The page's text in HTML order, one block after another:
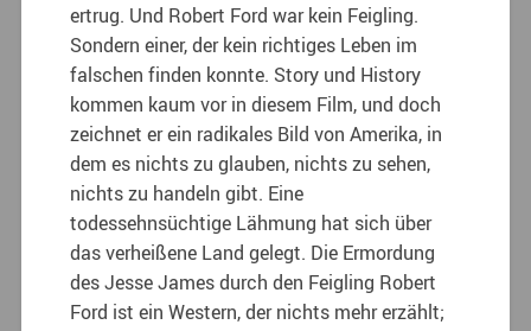
ertrug. Und Robert Ford war kein Feigling.
Sondern einer, der kein richtiges Leben im
falschen finden konnte. Story und History
kommen kaum vor in diesem Film, und doch
zeichnet er ein radikales Bild von Amerika, in
dem es nichts zu glauben, nichts zu sehen,
nichts zu handeln gibt. Eine
todessehnsüchtige Lähmung hat sich über
das verheißene Land gelegt. Die Ermordung
des Jesse James durch den Feigling Robert
Ford ist ein Western, der nichts mehr erzählt;